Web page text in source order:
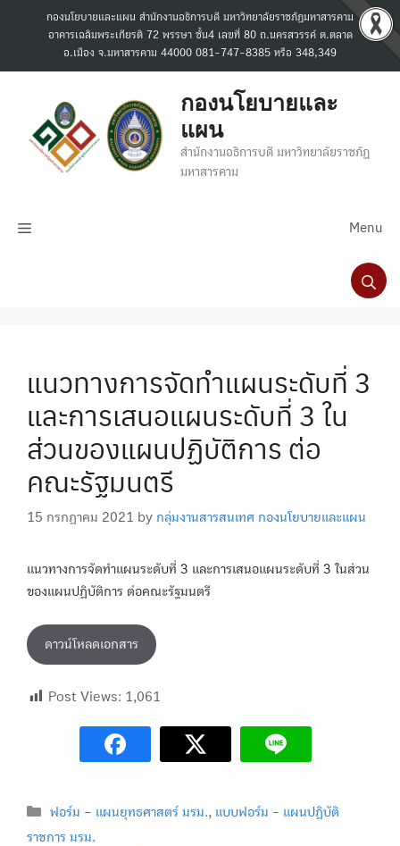
กองนโยบายและแผน สำนักงานอธิการบดี มหาวิทยาลัยราชภัฏมหาสารคาม
อาคารเฉลิมพระเกียรติ 72 พรรษา ชั้น4 เลขที่ 80 ถ.นครสวรรค์ ต.ตลาด
อ.เมือง จ.มหาสารคาม 44000 081-747-8385 หรือ 348,349
กองนโยบายและ
แผน
สำนักงานอธิการบดี มหาวิทยาลัยราชภัฏ
มหาสารคาม
Menu
แนวทางการจัดทำแผนระดับที่ 3
และการเสนอแผนระดับที่ 3 ใน
ส่วนของแผนปฏิบัติการ ต่อ
คณะรัฐมนตรี
15 กรกฎาคม 2021 by กลุ่มงานสารสนเทศ กองนโยบายและแผน
แนวทางการจัดทำแผนระดับที่ 3 และการเสนอแผนระดับที่ 3 ในส่วน
ของแผนปฏิบัติการ ต่อคณะรัฐมนตรี
ดาวน์โหลดเอกสาร
Post Views: 1,061
Categories
ฟอร์ม – แผนยุทธศาสตร์ มรม., แบบฟอร์ม - แผนปฏิบัติ
ราชการ มรม.